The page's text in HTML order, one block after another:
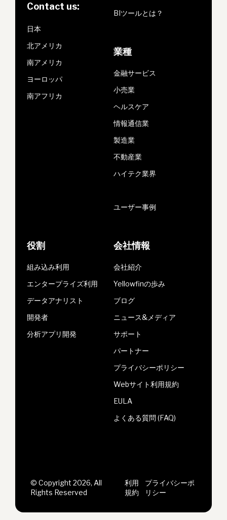
Contact us:
日本
北アメリカ
南アメリカ
ヨーロッパ
南アフリカ
BIツールとは？
業種
金融サービス
小売業
ヘルスケア
情報通信業
製造業
不動産業
ハイテク業界
ユーザー事例
役割
組み込み利用
エンタープライズ利用
データアナリスト
開発者
分析アプリ開発
会社情報
会社紹介
Yellowfinの歩み
ブログ
ニュース&メディア
サポート
パートナー
プライバシーポリシー
Webサイト利用規約
EULA
よくある質問 (FAQ)
© Copyright 2026, All
Rights Reserved
利用
規約
プライバシーポ
リシー